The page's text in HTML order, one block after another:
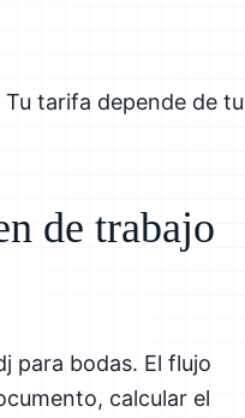
tarifa depende de tu
de trabajo
para bodas. El flujo
calcular el